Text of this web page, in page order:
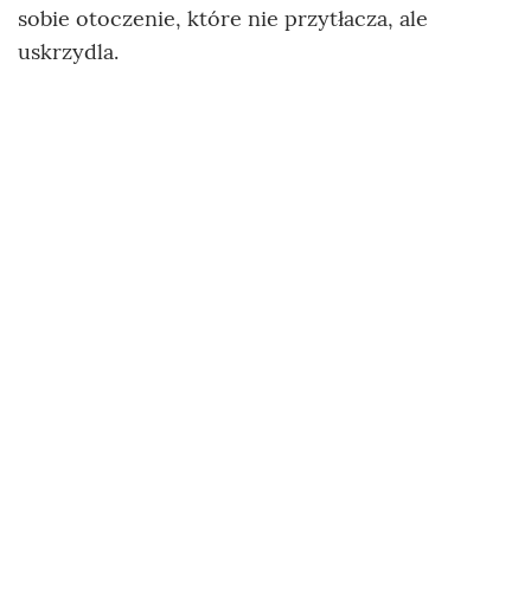
sobie otoczenie, które nie przytłacza, ale
uskrzydla.